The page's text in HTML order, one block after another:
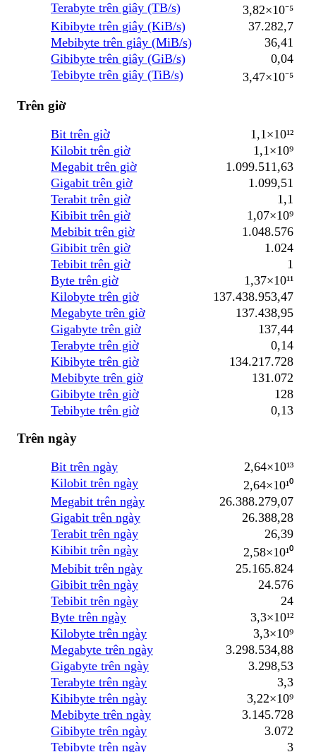
Terabyte trên giây (TB/s)
3,82×10⁻⁵
Kibibyte trên giây (KiB/s)
37.282,7
Mebibyte trên giây (MiB/s)
36,41
Gibibyte trên giây (GiB/s)
0,04
Tebibyte trên giây (TiB/s)
3,47×10⁻⁵
Trên giờ
Bit trên giờ
1,1×10¹²
Kilobit trên giờ
1,1×10⁹
Megabit trên giờ
1.099.511,63
Gigabit trên giờ
1.099,51
Terabit trên giờ
1,1
Kibibit trên giờ
1,07×10⁹
Mebibit trên giờ
1.048.576
Gibibit trên giờ
1.024
Tebibit trên giờ
1
Byte trên giờ
1,37×10¹¹
Kilobyte trên giờ
137.438.953,47
Megabyte trên giờ
137.438,95
Gigabyte trên giờ
137,44
Terabyte trên giờ
0,14
Kibibyte trên giờ
134.217.728
Mebibyte trên giờ
131.072
Gibibyte trên giờ
128
Tebibyte trên giờ
0,13
Trên ngày
Bit trên ngày
2,64×10¹³
Kilobit trên ngày
2,64×10¹⁰
Megabit trên ngày
26.388.279,07
Gigabit trên ngày
26.388,28
Terabit trên ngày
26,39
Kibibit trên ngày
2,58×10¹⁰
Mebibit trên ngày
25.165.824
Gibibit trên ngày
24.576
Tebibit trên ngày
24
Byte trên ngày
3,3×10¹²
Kilobyte trên ngày
3,3×10⁹
Megabyte trên ngày
3.298.534,88
Gigabyte trên ngày
3.298,53
Terabyte trên ngày
3,3
Kibibyte trên ngày
3,22×10⁹
Mebibyte trên ngày
3.145.728
Gibibyte trên ngày
3.072
Tebibyte trên ngày
3